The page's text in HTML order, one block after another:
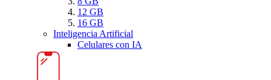
12 GB
16 GB
Inteligencia Artificial
Celulares con IA